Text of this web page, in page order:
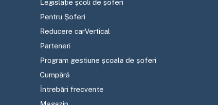
Legislație școli de șoferi
Pentru Șoferi
Reducere carVertical
Parteneri
Program gestiune școala de șoferi
Cumpără
Întrebări frecvente